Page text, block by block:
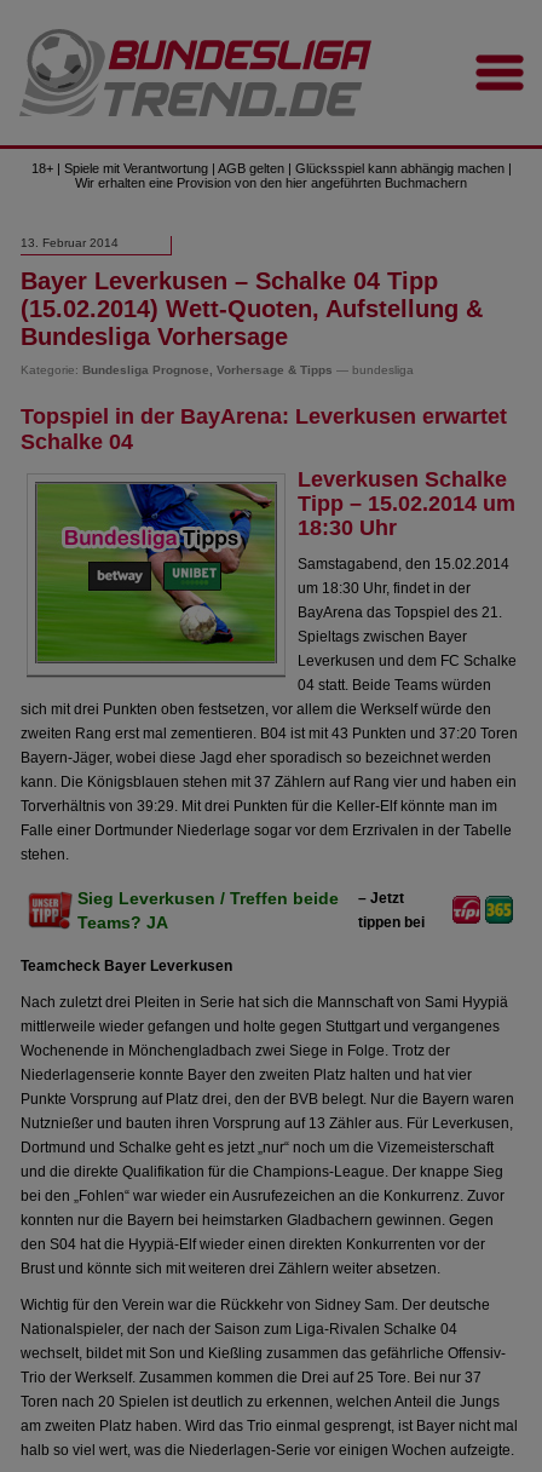
18+ | Spiele mit Verantwortung | AGB gelten | Glücksspiel kann abhängig machen |
Wir erhalten eine Provision von den hier angeführten Buchmachern
13. Februar 2014
Bayer Leverkusen – Schalke 04 Tipp
(15.02.2014) Wett-Quoten, Aufstellung &
Bundesliga Vorhersage
Kategorie: Bundesliga Prognose, Vorhersage & Tipps — bundesliga
Topspiel in der BayArena: Leverkusen erwartet
Schalke 04
Leverkusen Schalke
Tipp – 15.02.2014 um
18:30 Uhr
Samstagabend, den 15.02.2014
um 18:30 Uhr, findet in der
BayArena das Topspiel des 21.
Spieltags zwischen Bayer
Leverkusen und dem FC Schalke
04 statt. Beide Teams würden
sich mit drei Punkten oben festsetzen, vor allem die Werkself würde den
zweiten Rang erst mal zementieren. B04 ist mit 43 Punkten und 37:20 Toren
Bayern-Jäger, wobei diese Jagd eher sporadisch so bezeichnet werden
kann. Die Königsblauen stehen mit 37 Zählern auf Rang vier und haben ein
Torverhältnis von 39:29. Mit drei Punkten für die Keller-Elf könnte man im
Falle einer Dortmunder Niederlage sogar vor dem Erzrivalen in der Tabelle
stehen.
Sieg Leverkusen / Treffen beide
Teams? JA
– Jetzt
tippen bei
Teamcheck Bayer Leverkusen
Nach zuletzt drei Pleiten in Serie hat sich die Mannschaft von Sami Hyypiä
mittlerweile wieder gefangen und holte gegen Stuttgart und vergangenes
Wochenende in Mönchengladbach zwei Siege in Folge. Trotz der
Niederlagenserie konnte Bayer den zweiten Platz halten und hat vier
Punkte Vorsprung auf Platz drei, den der BVB belegt. Nur die Bayern waren
Nutznießer und bauten ihren Vorsprung auf 13 Zähler aus. Für Leverkusen,
Dortmund und Schalke geht es jetzt „nur“ noch um die Vizemeisterschaft
und die direkte Qualifikation für die Champions-League. Der knappe Sieg
bei den „Fohlen“ war wieder ein Ausrufezeichen an die Konkurrenz. Zuvor
konnten nur die Bayern bei heimstarken Gladbachern gewinnen. Gegen
den S04 hat die Hyypiä-Elf wieder einen direkten Konkurrenten vor der
Brust und könnte sich mit weiteren drei Zählern weiter absetzen.
Wichtig für den Verein war die Rückkehr von Sidney Sam. Der deutsche
Nationalspieler, der nach der Saison zum Liga-Rivalen Schalke 04
wechselt, bildet mit Son und Kießling zusammen das gefährliche Offensiv-
Trio der Werkself. Zusammen kommen die Drei auf 25 Tore. Bei nur 37
Toren nach 20 Spielen ist deutlich zu erkennen, welchen Anteil die Jungs
am zweiten Platz haben. Wird das Trio einmal gesprengt, ist Bayer nicht mal
halb so viel wert, was die Niederlagen-Serie vor einigen Wochen aufzeigte.